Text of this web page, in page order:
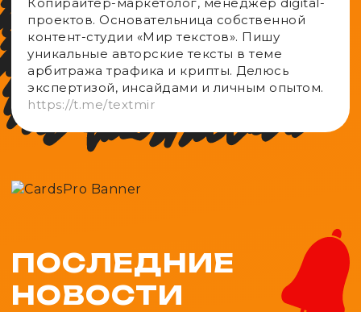
проектов. Основательница собственной
контент-студии «Мир текстов». Пишу
уникальные авторские тексты в теме
арбитража трафика и крипты. Делюсь
экспертизой, инсайдами и личным опытом.
https://t.me/textmir
ПОСЛЕДНИЕ
НОВОСТИ